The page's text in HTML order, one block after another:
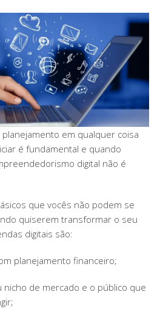
em qualquer coisa
é fundamental e quando
digital não é
que vocês não podem se
quiserem transformar o seu
digitais são:
planejamento financeiro;
nicho de mercado e o público que